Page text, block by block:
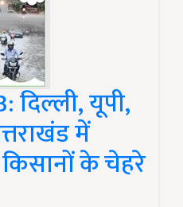
दिल्ली, यूपी,
में
के चेहरे